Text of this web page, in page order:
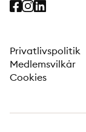
Privatlivspolitik
Medlemsvilkår
Cookies